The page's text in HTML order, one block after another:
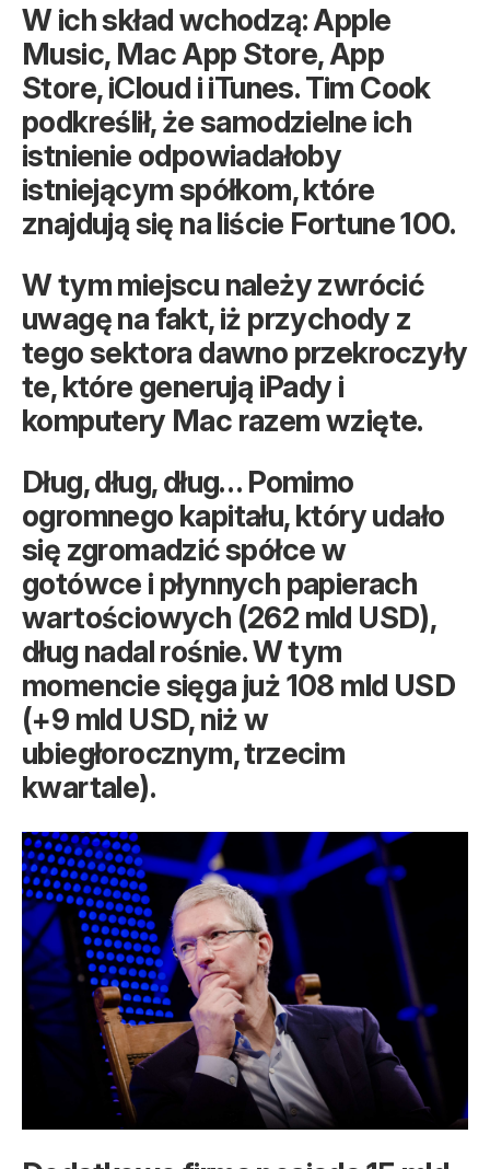
W ich skład wchodzą: Apple
Music, Mac App Store, App
Store, iCloud i iTunes. Tim Cook
podkreślił, że samodzielne ich
istnienie odpowiadałoby
istniejącym spółkom, które
znajdują się na liście Fortune 100.
W tym miejscu należy zwrócić
uwagę na fakt, iż przychody z
tego sektora dawno przekroczyły
te, które generują iPady i
komputery Mac razem wzięte.
Dług, dług, dług… Pomimo
ogromnego kapitału, który udało
się zgromadzić spółce w
gotówce i płynnych papierach
wartościowych (262 mld USD),
dług nadal rośnie. W tym
momencie sięga już 108 mld USD
(+9 mld USD, niż w
ubiegłorocznym, trzecim
kwartale).